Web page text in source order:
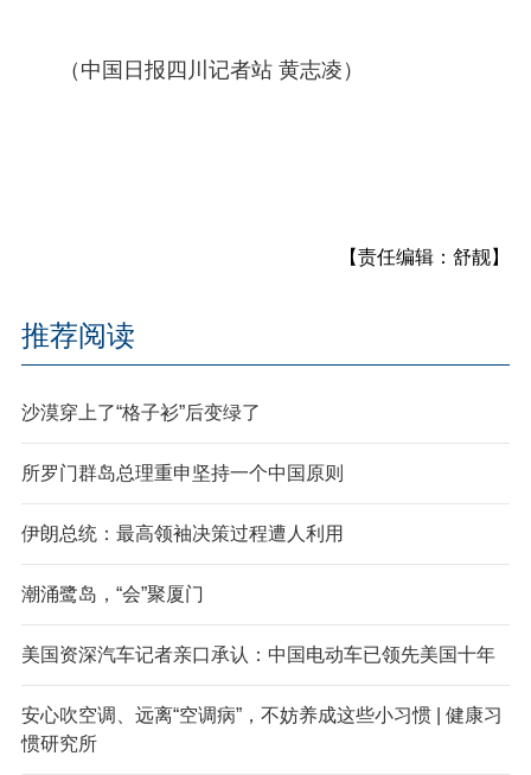
（中国日报四川记者站 黄志凌）
【责任编辑：舒靓】
推荐阅读
沙漠穿上了“格子衫”后变绿了
所罗门群岛总理重申坚持一个中国原则
伊朗总统：最高领袖决策过程遭人利用
潮涌鹭岛，“会”聚厦门
美国资深汽车记者亲口承认：中国电动车已领先美国十年
安心吹空调、远离“空调病”，不妨养成这些小习惯 | 健康习
惯研究所